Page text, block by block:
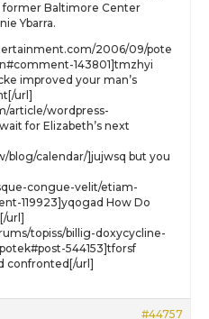
former Baltimore Center
Ybarra.
2006/09/pote
143801]tmzhyi
improved your man’s
url]
article/wordpress-
for Elizabeth’s next
blog/calendar/]jujwsq but you
congue-velit/etiam-
119923]yqogad How Do
url]
topiss/billig-doxycycline-
544153]tforsf
confronted[/url]
#44757